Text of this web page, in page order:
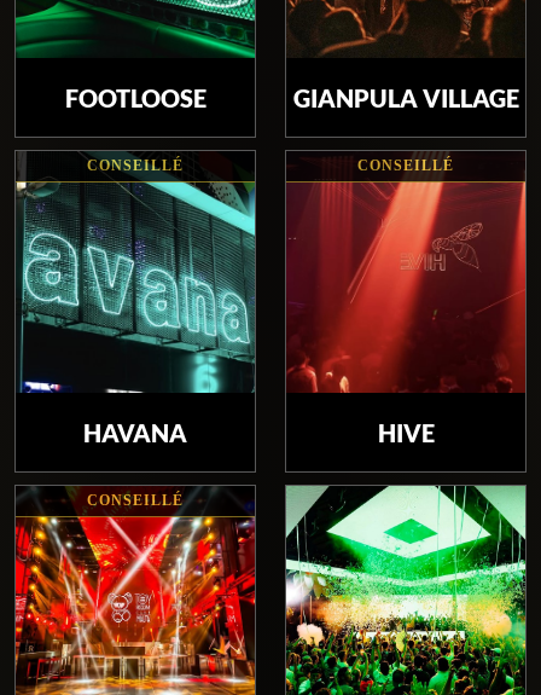
FOOTLOOSE GIANPULA VILLAGE
CONSEILLÉ
HAVANA
CONSEILLÉ
HIVE
CONSEILLÉ